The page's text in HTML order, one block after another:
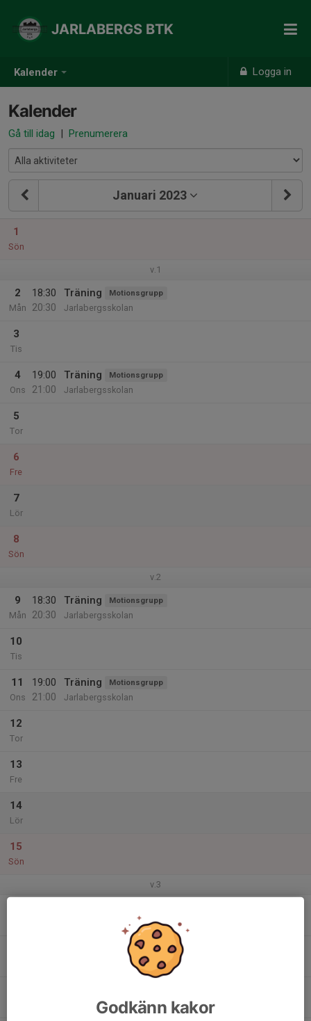
Kalender Logga in
JARLABERGS BTK
Kalender
Gå till idag | Prenumerera
Januari 2023
1
Sön
v.1
2
Mån
18:30
20:30
Träning Motionsgrupp
Jarlabergsskolan
3
Tis
4
Ons
19:00
21:00
Träning Motionsgrupp
Jarlabergsskolan
5
Tor
6
Fre
7
Lör
8
Sön
v.2
9
Mån
18:30
20:30
Träning Motionsgrupp
Jarlabergsskolan
10
Tis
11
Ons
19:00
21:00
Träning Motionsgrupp
Jarlabergsskolan
12
Tor
13
Fre
14
Lör
15
Sön
v.3
Jarlabergsskolan
Jarlabergsskolan
Godkänn kakor